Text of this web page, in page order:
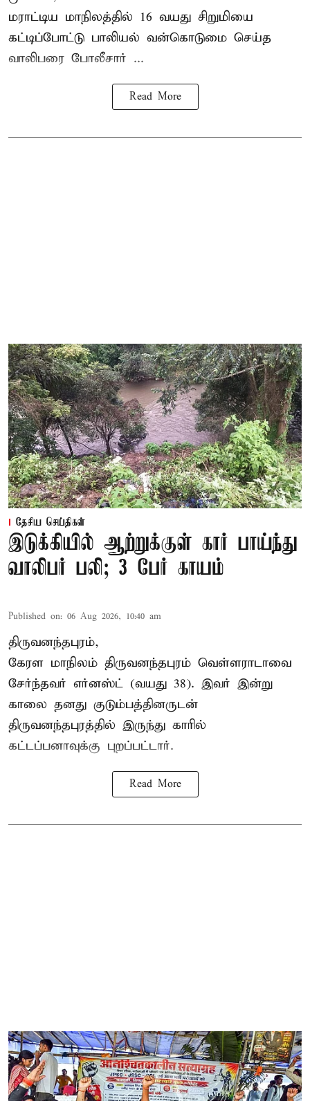
மராட்டிய மாநிலத்தில் 16 வயது சிறுமியை
கட்டிப்போட்டு பாலியல் வன்கொடுமை செய்த
வாலிபரை போலீசார் ...
Read More
தேசிய செய்திகள்
இடுக்கியில் ஆற்றுக்குள் கார் பாய்ந்து
வாலிபர் பலி; 3 பேர் காயம்
Published on: 06 Aug 2026, 10:40 am
திருவனந்தபுரம்,
கேரள மாநிலம் திருவனந்தபுரம் வெள்ளராடாவை
சேர்ந்தவர் எர்னஸ்ட் (வயது 38). இவர் இன்று
காலை தனது குடும்பத்தினருடன்
திருவனந்தபுரத்தில் இருந்து காரில்
கட்டப்பனாவுக்கு புறப்பட்டார்.
Read More